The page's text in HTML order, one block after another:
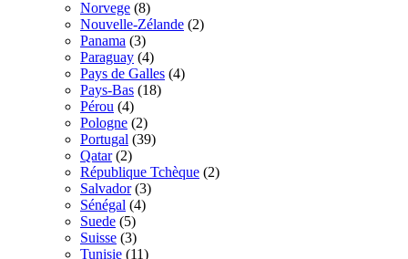
Norvege (8)
Nouvelle-Zélande (2)
Panama (3)
Paraguay (4)
Pays de Galles (4)
Pays-Bas (18)
Pérou (4)
Pologne (2)
Portugal (39)
Qatar (2)
République Tchèque (2)
Salvador (3)
Sénégal (4)
Suede (5)
Suisse (3)
Tunisie (11)